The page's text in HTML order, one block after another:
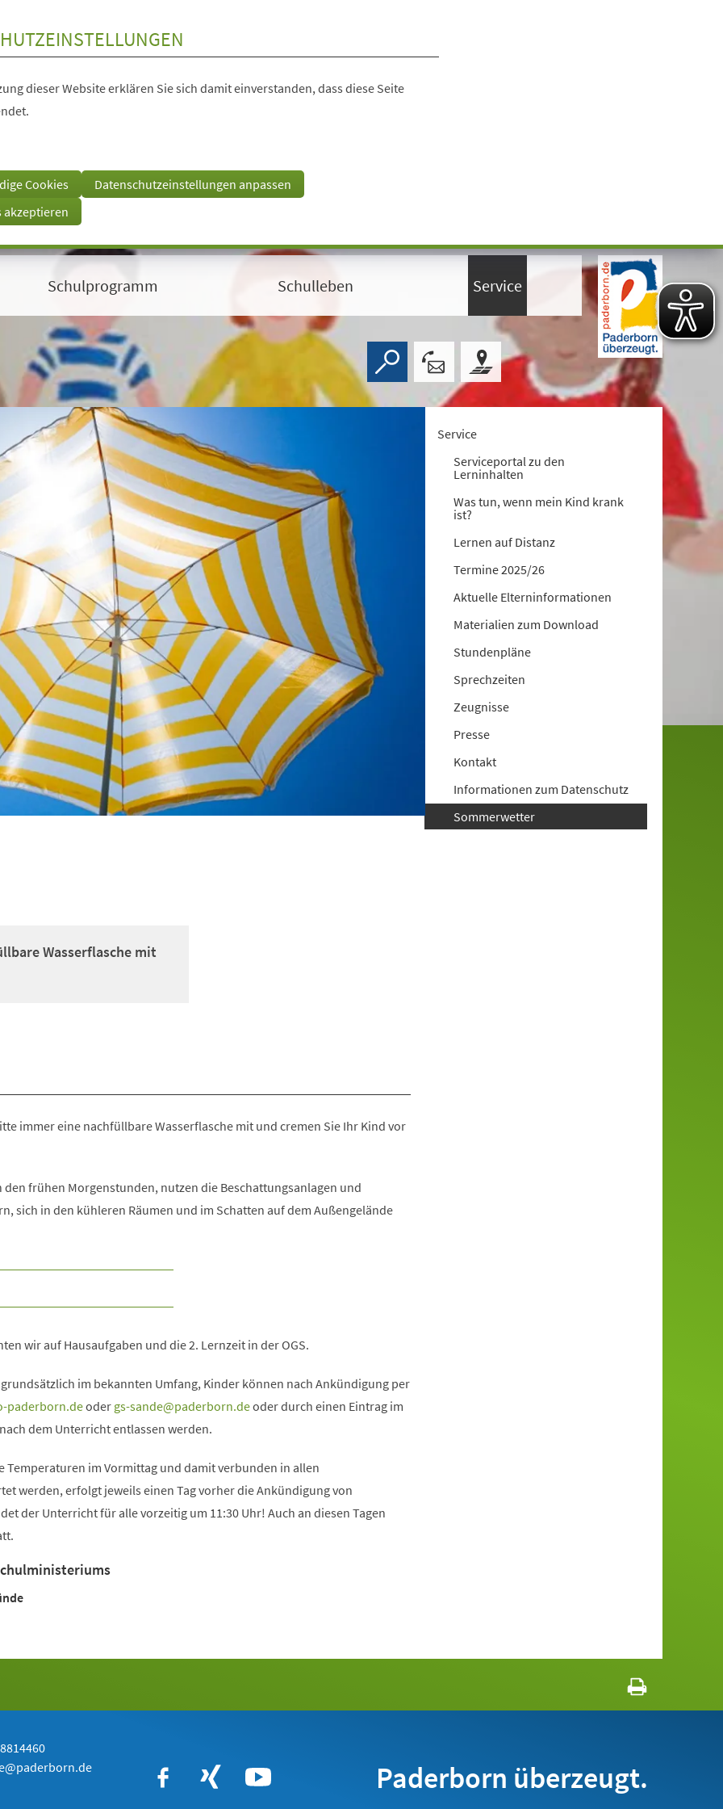
dieser Website erklären Sie sich damit einverstanden, dass diese Seite
Cookies
Datenschutzeinstellungen anpassen
akzeptieren
Schulprogramm Schulleben Service
Wasserflasche mit
immer eine nachfüllbare Wasserflasche mit und cremen Sie Ihr Kind vor
frühen Morgenstunden, nutzen die Beschattungsanlagen und
sich in den kühleren Räumen und im Schatten auf dem Außengelände
wir auf Hausaufgaben und die 2. Lernzeit in der OGS.
grundsätzlich im bekannten Umfang, Kinder können nach Ankündigung per
paderborn deoder gs-sande paderborn deoder durch einen Eintrag im
dem Unterricht entlassen werden.
Temperaturen im Vormittag und damit verbunden in allen
werden, erfolgt jeweils einen Tag vorher die Ankündigung von
der Unterricht für alle vorzeitig um 11:30 Uhr! Auch an diesen Tagen
Service
Serviceportal zu den
Lerninhalten
Was tun, wenn mein Kind krank
ist?
Lernen auf Distanz
Termine 2025/26
Aktuelle Elterninformationen
Materialien zum Download
Stundenpläne
Sprechzeiten
Zeugnisse
Presse
Kontakt
Informationen zum Datenschutz
Sommerwetter
Paderborn überzeugt.